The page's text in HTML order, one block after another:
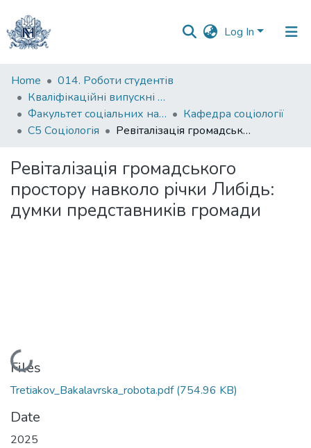
Log In
Communities
&
Collections
All of DSpace
Statistics
Home
014. Роботи студентів
Кваліфікаційні випускні роботи здобувачів вищої освіти бакалаврських програм
Факультет соціальних наук і соціальних технологій
Кафедра соціології
С5 Соціологія
Ревіталізація громадського простору навколо річки Либідь: думки представників громади
Ревіталізація громадського
простору навколо річки Либідь:
думки представників громади
Loading...
Files
Tretiakov_Bakalavrska_robota.pdf(754.96 KB)
Date
2025